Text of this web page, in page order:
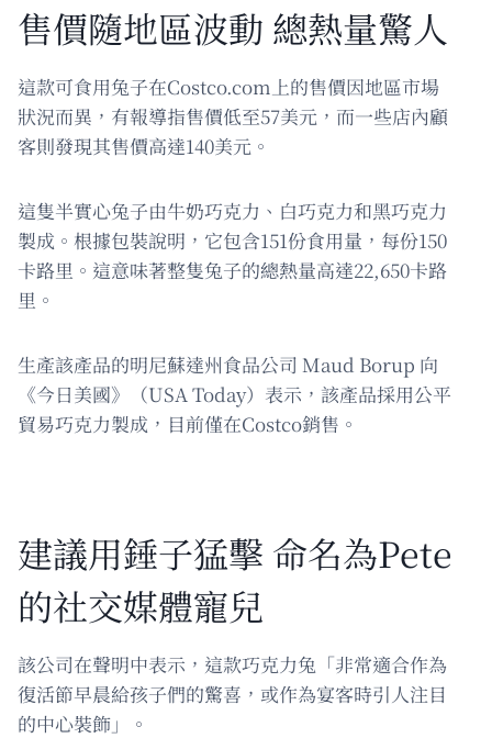
售價隨地區波動 總熱量驚人
這款可食用兔子在Costco.com上的售價因地區市場
狀況而異，有報導指售價低至57美元，而一些店內顧
客則發現其售價高達140美元。
這隻半實心兔子由牛奶巧克力、白巧克力和黑巧克力
製成。根據包裝說明，它包含151份食用量，每份150
卡路里。這意味著整隻兔子的總熱量高達22,650卡路
里。
生產該產品的明尼蘇達州食品公司 Maud Borup 向
《今日美國》（USA Today）表示，該產品採用公平
貿易巧克力製成，目前僅在Costco銷售。
建議用錘子猛擊 命名為Pete
的社交媒體寵兒
該公司在聲明中表示，這款巧克力兔「非常適合作為
復活節早晨給孩子們的驚喜，或作為宴客時引人注目
的中心裝飾」。